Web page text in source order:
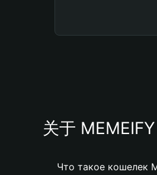
关于
Что такое кошелек